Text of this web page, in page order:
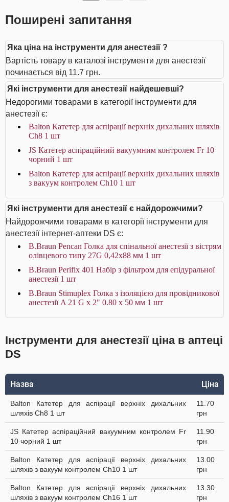
Поширені запитання
Яка ціна на інструменти для анестезії ?
Вартість товару в каталозі інструменти для анестезії
починається від 11.7 грн.
Які інструменти для анестезії найдешевші?
Недорогими товарами в категорії інструменти для
анестезії є:
Balton Катетер для аспірації верхніх дихальних шляхів
Ch8 1 шт
JS Катетер аспіраційний вакуумним контролем Fr 10
чорний 1 шт
Balton Катетер для аспірації верхніх дихальних шляхів
з вакуум контролем Ch10 1 шт
Які інструменти для анестезії є найдорожчими?
Найдорожчими товарами в категорії інструменти для
анестезії інтернет-аптеки DS є:
B.Braun Pencan Голка для спінальної анестезії з вістрям
олівцевого типу 27G 0,42х88 мм 1 шт
B.Braun Perifix 401 Набір з фільтром для епідуральної
анестезії 1 шт
B.Braun Stimuplex Голка з ізоляцією для провідникової
анестезії A 21 G x 2" 0.80 x 50 мм 1 шт
Інструменти для анестезії ціна в аптеці
DS
Назва Ціна
Balton Катетер для аспірації верхніх дихальних
шляхів Ch8 1 шт
11.70
грн
JS Катетер аспіраційний вакуумним контролем Fr
10 чорний 1 шт
11.90
грн
Balton Катетер для аспірації верхніх дихальних
шляхів з вакуум контролем Ch10 1 шт
13.00
грн
Balton Катетер для аспірації верхніх дихальних
шляхів з вакуум контролем Ch16 1 шт
13.30
грн